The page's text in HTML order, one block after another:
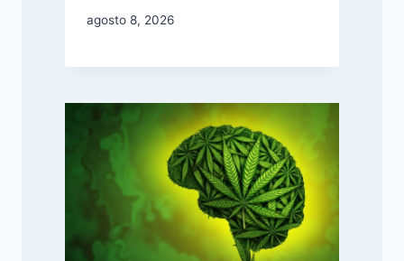
agosto 8, 2026